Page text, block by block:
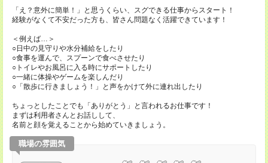
「え？意外に簡単！」と思うくらい、スグできる仕事からスタート！
経験がなくて不安だった方も、皆さん問題なく活躍できています！
＜例えば…＞
○日中の見守りや水分補給をしたり
○食事を運んで、スプーンで食べさせたり
○トイレやお風呂に入る時にサポートしたり
○一緒に体操やゲームを楽しんだり
○「散歩に行きましょう！」と声をかけて外に連れ出したり
ちょっとしたことでも「ありがとう」と言われるお仕事です！
まずは利用者さんとお話しして、
名前と顔を覚えることから始めていきましょう。
職場の雰囲気